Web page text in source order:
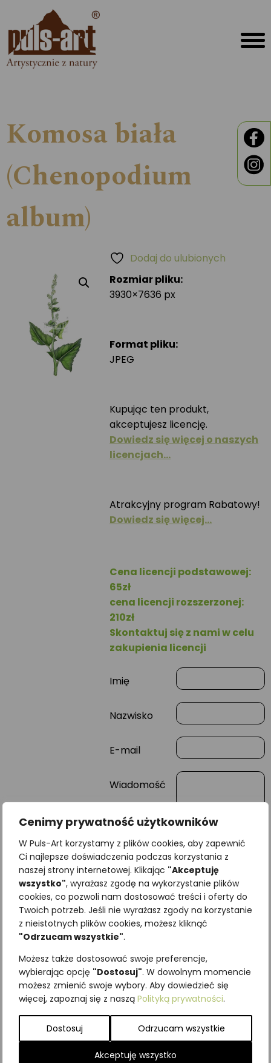
Cenimy prywatność użytkowników
W Puls-Art korzystamy z plików cookies, aby zapewnić
Ci najlepsze doświadczenia podczas korzystania z
naszej strony internetowej. Klikając "Akceptuję
wszystko", wyrażasz zgodę na wykorzystanie plików
cookies, co pozwoli nam dostosować treści i oferty do
Twoich potrzeb. Jeśli nie wyrażasz zgody na korzystanie
z nieistotnych plików cookies, możesz kliknąć
"Odrzucam wszystkie".
Możesz także dostosować swoje preferencje,
wybierając opcję "Dostosuj". W dowolnym momencie
możesz zmienić swoje wybory. Aby dowiedzieć się
więcej, zapoznaj się z naszą Polityką prywatności.
Dostosuj Odrzucam wszystkie
Akceptuję wszystko
Komosa biała
(Chenopodium
album)
Rozmiar pliku:
3930×7636 px
Format pliku:
JPEG
Kupując ten produkt,
akceptujesz licencję.
Dowiedz się więcej o naszych
licencjach…
Atrakcyjny program Rabatowy!
Dowiedz się więcej…
Cena licencji podstawowej:
65zł
cena licencji rozszerzonej:
210zł
Skontaktuj się z nami w celu
zakupienia licencji
Imię
Nazwisko
E-mail
Wiadomość
Dodaj do ulubionych
Najniższa cena z ostatnich 30
dni:
SKU:Brak danych
Kategorie:ILUSTRACJE,Rośliny
Podobne produkty